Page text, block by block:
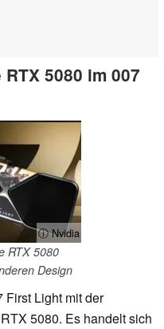
5080 im 007
ⓘ Nvidia
RTX 5080
Design
First Light mit der
5080. Es handelt sich